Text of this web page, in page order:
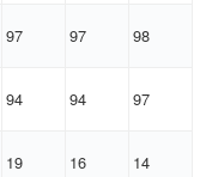
97 97 98
94 94 97
19 16 14